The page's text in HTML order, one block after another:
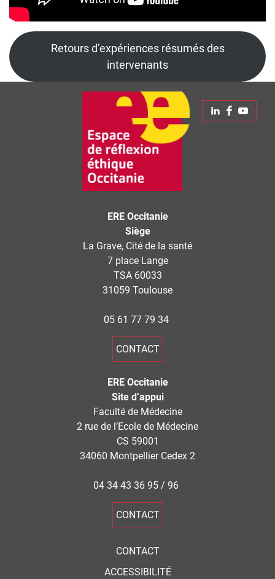
Retours d’expériences résumés des
intervenants
Linkedin
ERE Occitanie
Siège
La Grave, Cité de la santé
7 place Lange
TSA 60033
31059 Toulouse
05 61 77 79 34
CONTACT
ERE Occitanie
Site d’appui
Faculté de Médecine
2 rue de l’Ecole de Médecine
CS 59001
34060 Montpellier Cedex 2
04 34 43 36 95 / 96
CONTACT
CONTACT
ACCESSIBILITÉ